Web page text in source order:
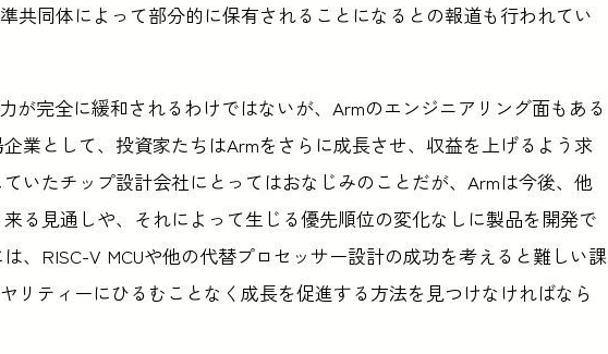
共同体によって部分的に保有されることになるとの報道も行われてい
が完全に緩和されるわけではないが、Armのエンジニアリング面もある
業として、投資家たちはArmをさらに成長させ、収益を上げるよう求
いたチップ設計会社にとってはおなじみのことだが、Armは今後、他
る見通しや、それによって生じる優先順位の変化なしに製品を開発で
、RISC-V MCUや他の代替プロセッサー設計の成功を考えると難しい課
リティーにひるむことなく成長を促進する方法を見つけなければなら